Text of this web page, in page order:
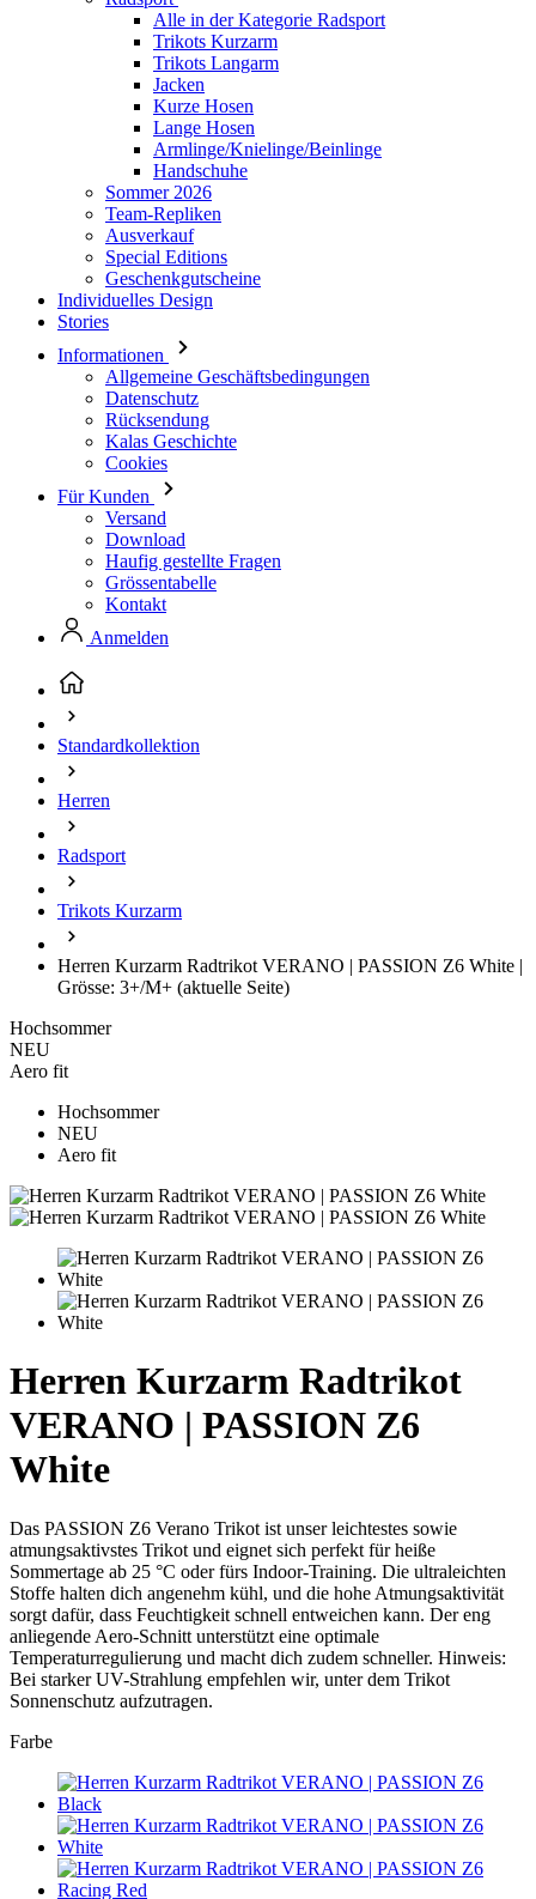
Alle in der Kategorie Radsport
Trikots Kurzarm
Trikots Langarm
Jacken
Kurze Hosen
Lange Hosen
Armlinge/Knielinge/Beinlinge
Handschuhe
Sommer 2026
Team-Repliken
Ausverkauf
Special Editions
Geschenkgutscheine
Individuelles Design
Stories
Informationen
Allgemeine Geschäftsbedingungen
Datenschutz
Rücksendung
Kalas Geschichte
Cookies
Für Kunden
Versand
Download
Haufig gestellte Fragen
Grössentabelle
Kontakt
Anmelden
Standardkollektion
Herren
Radsport
Trikots Kurzarm
Herren Kurzarm Radtrikot VERANO | PASSION Z6 White |
Grösse: 3+/M+ (aktuelle Seite)
Hochsommer
NEU
Aero fit
Hochsommer
NEU
Aero fit
Herren Kurzarm Radtrikot
VERANO | PASSION Z6
White
Das PASSION Z6 Verano Trikot ist unser leichtestes sowie
atmungsaktivstes Trikot und eignet sich perfekt für heiße
Sommertage ab 25 °C oder fürs Indoor-Training. Die ultraleichten
Stoffe halten dich angenehm kühl, und die hohe Atmungsaktivität
sorgt dafür, dass Feuchtigkeit schnell entweichen kann. Der eng
anliegende Aero-Schnitt unterstützt eine optimale
Temperaturregulierung und macht dich zudem schneller. Hinweis:
Bei starker UV-Strahlung empfehlen wir, unter dem Trikot
Sonnenschutz aufzutragen.
Farbe